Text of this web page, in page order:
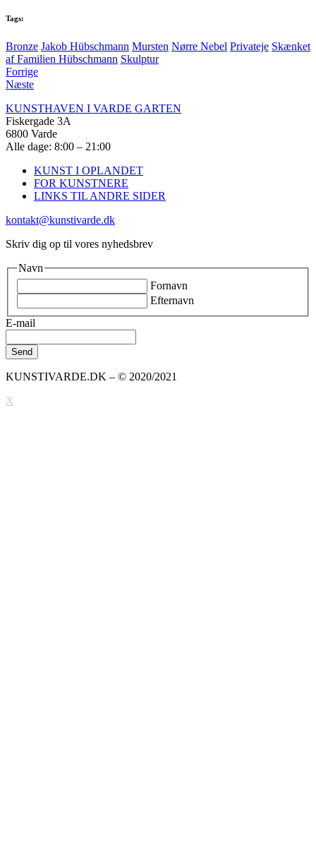
Tags:
Bronze Jakob Hübschmann Mursten Nørre Nebel Privateje Skænket
af Familien Hübschmann Skulptur
Forrige
Næste
KUNSTHAVEN I VARDE GARTEN
Fiskergade 3A
6800 Varde
Alle dage: 8:00 – 21:00
KUNST I OPLANDET
FOR KUNSTNERE
LINKS TIL ANDRE SIDER
kontakt@kunstivarde.dk
Skriv dig op til vores nyhedsbrev
Navn
Fornavn
Efternavn
E-mail
KUNSTIVARDE.DK – © 2020/2021
X